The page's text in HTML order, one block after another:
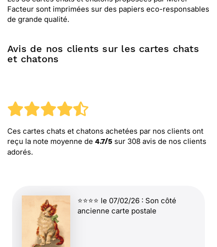
Facteur sont imprimées sur des papiers eco-responsables
de grande qualité.
Avis de nos clients sur les cartes chats
et chatons
Ces cartes chats et chatons achetées par nos clients ont
reçu la note moyenne de 4.7/5 sur 308 avis de nos clients
adorés.
⭐⭐⭐⭐ le 07/02/26 : Son côté
ancienne carte postale